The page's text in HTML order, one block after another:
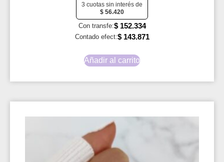
3 cuotas sin interés de
$ 56.420
Con transfe:$152.334
Contado efect:$143.871
Añadir al carrito